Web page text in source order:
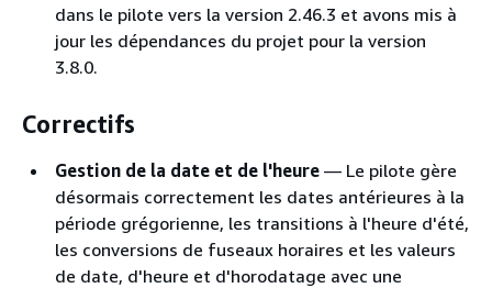
dans le pilote vers la version 2.46.3 et avons mis à
jour les dépendances du projet pour la version
3.8.0.
Correctifs
Gestion de la date et de l'heure — Le pilote gère
désormais correctement les dates antérieures à la
période grégorienne, les transitions à l'heure d'été,
les conversions de fuseaux horaires et les valeurs
de date, d'heure et d'horodatage avec une